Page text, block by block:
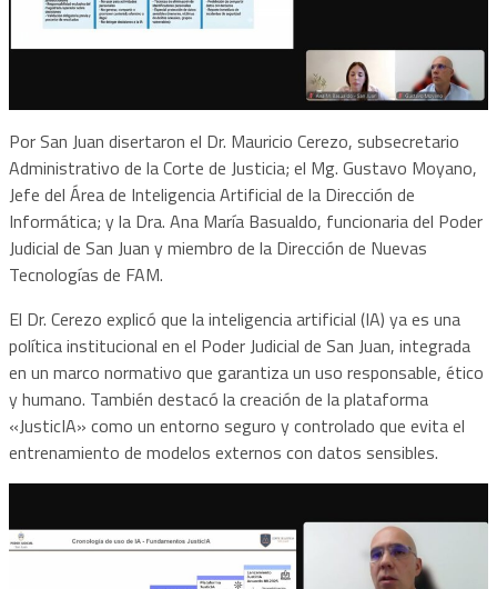
Por San Juan disertaron el Dr. Mauricio Cerezo, subsecretario
Administrativo de la Corte de Justicia; el Mg. Gustavo Moyano,
Jefe del Área de Inteligencia Artificial de la Dirección de
Informática; y la Dra. Ana María Basualdo, funcionaria del Poder
Judicial de San Juan y miembro de la Dirección de Nuevas
Tecnologías de FAM.
El Dr. Cerezo explicó que la inteligencia artificial (IA) ya es una
política institucional en el Poder Judicial de San Juan, integrada
en un marco normativo que garantiza un uso responsable, ético
y humano. También destacó la creación de la plataforma
«JusticIA» como un entorno seguro y controlado que evita el
entrenamiento de modelos externos con datos sensibles.